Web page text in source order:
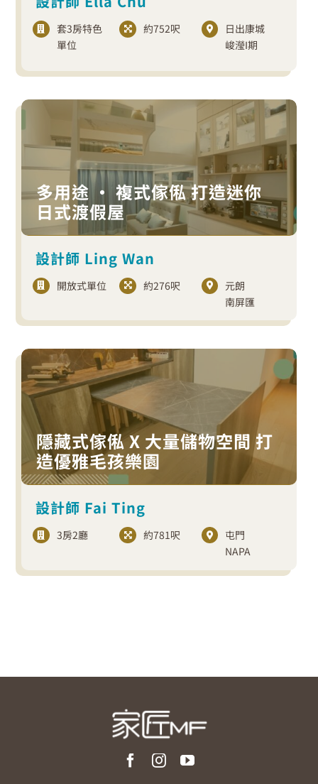
套3房特色
單位
約752呎
日出康城
峻瀅I期
多用途 · 複式傢俬 打造迷你
日式渡假屋
設計師 Ling Wan
開放式單位 約276呎
元朗
南屏匯
隱藏式傢俬 X 大量儲物空間 打
造優雅毛孩樂園
設計師 Fai Ting
3房2廳 約781呎
屯門
NAPA